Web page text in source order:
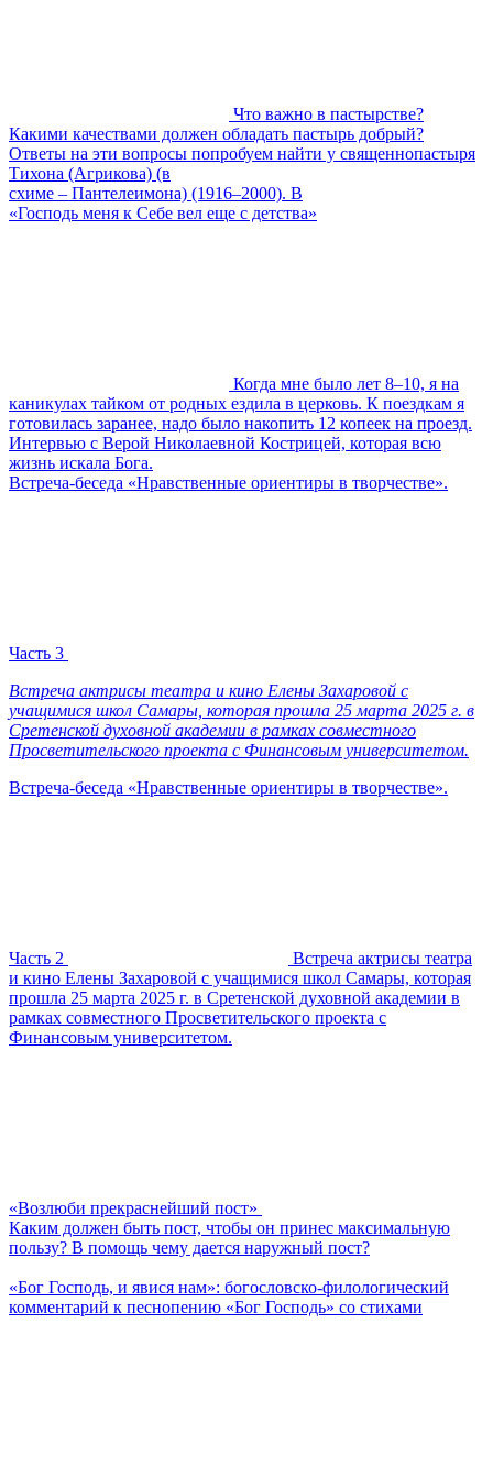
Что важно в пастырстве?
Какими качествами должен обладать пастырь добрый?
Ответы на эти вопросы попробуем найти у священнопастыря
Тихона (Агрикова) (в
схиме – Пантелеимона) (1916–2000). В
«Господь меня к Себе вел еще с детства»
Когда мне было лет 8–10, я на
каникулах тайком от родных ездила в церковь. К поездкам я
готовилась заранее, надо было накопить 12 копеек на проезд.
Интервью с Верой Николаевной Кострицей, которая всю
жизнь искала Бога.
Встреча-беседа «Нравственные ориентиры в творчестве».
Часть 3
Встреча актрисы театра и кино Елены Захаровой с
учащимися школ Самары, которая прошла 25 марта 2025 г. в
Сретенской духовной академии в рамках совместного
Просветительского проекта с Финансовым университетом.
Встреча-беседа «Нравственные ориентиры в творчестве».
Часть 2
Встреча актрисы театра
и кино Елены Захаровой с учащимися школ Самары, которая
прошла 25 марта 2025 г. в Сретенской духовной академии в
рамках совместного Просветительского проекта с
Финансовым университетом.
«Возлюби прекраснейший пост»
Каким должен быть пост, чтобы он принес максимальную
пользу? В помощь чему дается наружный пост?
«Бог Господь, и явися нам»: богословско-филологический
комментарий к песнопению «Бог Господь» со стихами